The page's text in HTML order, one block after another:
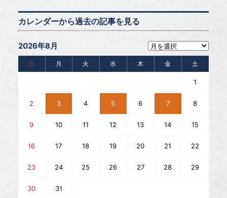
カレンダーから過去の記事を見る
2026年8月
日 月 火 水 木 金 土
1
2 3 4 5 6 7 8
9 10 11 12 13 14 15
16 17 18 19 20 21 22
23 24 25 26 27 28 29
30 31